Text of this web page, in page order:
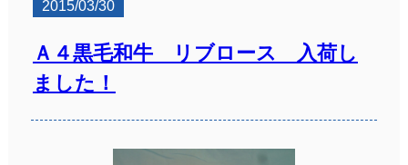
2015/03/30
Ａ４黒毛和牛 リブロース 入荷し
ました！